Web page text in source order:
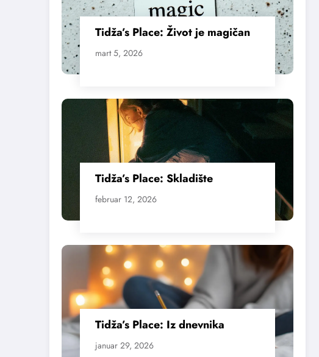
Tidža’s Place: Život je magičan
mart 5, 2026
Tidža’s Place: Skladište
februar 12, 2026
Tidža’s Place: Iz dnevnika
januar 29, 2026